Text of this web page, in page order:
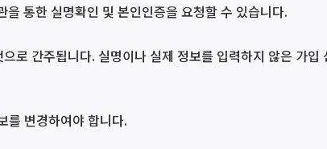
통한 실명확인 및 본인인증을 요청할 수 있습니다.
로 간주됩니다. 실명이나 실제 정보를 입력하지 않은 가
를 변경하여야 합니다.